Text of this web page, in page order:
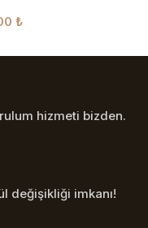
₺
hizmeti bizden.
değişikliği imkanı!